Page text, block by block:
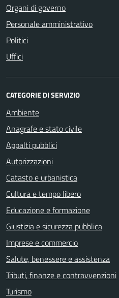
Organi di governo
Personale amministrativo
Politici
Uffici
CATEGORIE DI SERVIZIO
Ambiente
Anagrafe e stato civile
Appalti pubblici
Autorizzazioni
Catasto e urbanistica
Cultura e tempo libero
Educazione e formazione
Giustizia e sicurezza pubblica
Imprese e commercio
Salute, benessere e assistenza
Tributi, finanze e contravvenzioni
Turismo